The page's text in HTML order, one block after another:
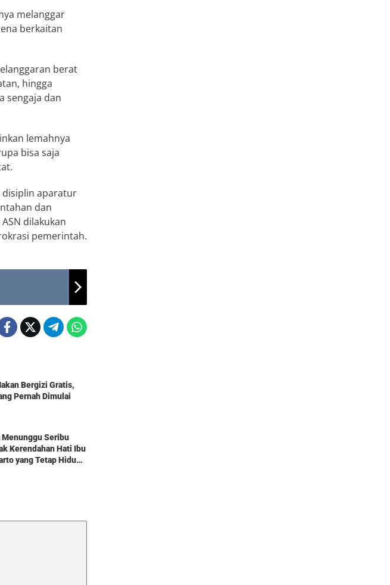
melanggar
berkaitan
berat
hingga
sengaja dan
lemahnya
bisa saja
disiplin aparatur
dan
dilakukan
pemerintah.
Bergizi Gratis,
Pernah Dimulai
Menunggu Seribu
Kerendahan Hati Ibu
yang Tetap Hidup